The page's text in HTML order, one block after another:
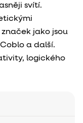
svítí.
jako jsou
a další.
logického